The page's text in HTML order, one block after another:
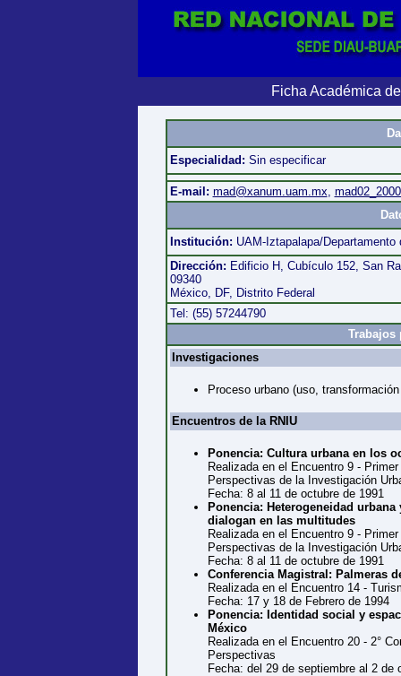
Ficha Académica
Especialidad: Sin especificar
E-mail: mad@xanum.uam.mx,
Institución: UAM-Iztapalapa/
Dirección: Edificio H, Cubículo 152, San
09340
México, DF, Distrito Federal
Tel: (55) 57244790
Trabajos
Investigaciones
Proceso urbano (uso,
Encuentros de la RNIU
Ponencia: Cultura urbana en los
Realizada en el Encuentro 9 -
Perspectivas de la Investigación
Fecha: 8 al 11 de octubre de 1991
Ponencia: Heterogeneidad
dialogan en las multitudes
Realizada en el Encuentro 9 -
Perspectivas de la Investigación
Fecha: 8 al 11 de octubre de 1991
Conferencia Magistral: Palmeras
Realizada en el Encuentro 14 -
Fecha: 17 y 18 de Febrero de 1994
Ponencia: Identidad social y
México
Realizada en el Encuentro 20 - 2°
Perspectivas
Fecha: del 29 de septiembre al 2 de